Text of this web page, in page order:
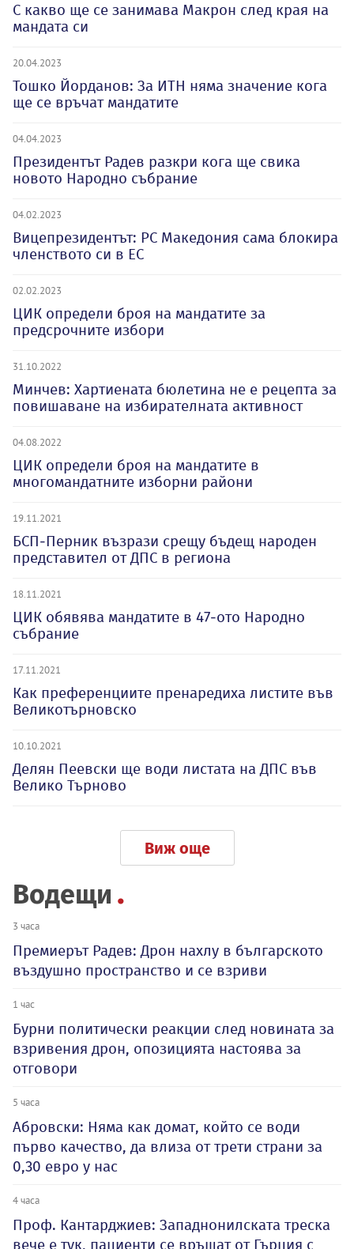
С какво ще се занимава Макрон след края на
мандата си
20.04.2023
Тошко Йорданов: За ИТН няма значение кога
ще се връчат мандатите
04.04.2023
Президентът Радев разкри кога ще свика
новото Народно събрание
04.02.2023
Вицепрезидентът: РС Македония сама блокира
членството си в ЕС
02.02.2023
ЦИК определи броя на мандатите за
предсрочните избори
31.10.2022
Минчев: Хартиената бюлетина не е рецепта за
повишаване на избирателната активност
04.08.2022
ЦИК определи броя на мандатите в
многомандатните изборни райони
19.11.2021
БСП-Перник възрази срещу бъдещ народен
представител от ДПС в региона
18.11.2021
ЦИК обявява мандатите в 47-ото Народно
събрание
17.11.2021
Как преференциите пренаредиха листите във
Великотърновско
10.10.2021
Делян Пеевски ще води листата на ДПС във
Велико Търново
Виж още
Водещи
3 часа
Премиерът Радев: Дрон нахлу в българското
въздушно пространство и се взриви
1 час
Бурни политически реакции след новината за
взривения дрон, опозицията настоява за
отговори
5 часа
Абровски: Няма как домат, който се води
първо качество, да влиза от трети страни за
0,30 евро у нас
4 часа
Проф. Кантарджиев: Западнонилската треска
вече е тук, пациенти се връщат от Гърция с